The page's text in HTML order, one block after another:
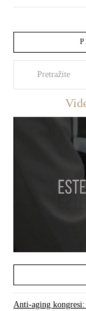
Anti-aging